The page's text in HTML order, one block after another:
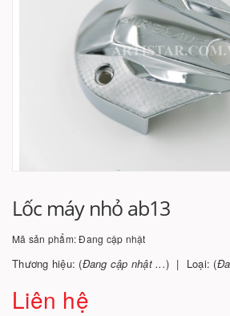
Lốc máy nhỏ ab13
Mã sản phẩm:Đang cập nhật
Thương hiệu: (Đang cập nhật ...) Loại: (
Liên hệ